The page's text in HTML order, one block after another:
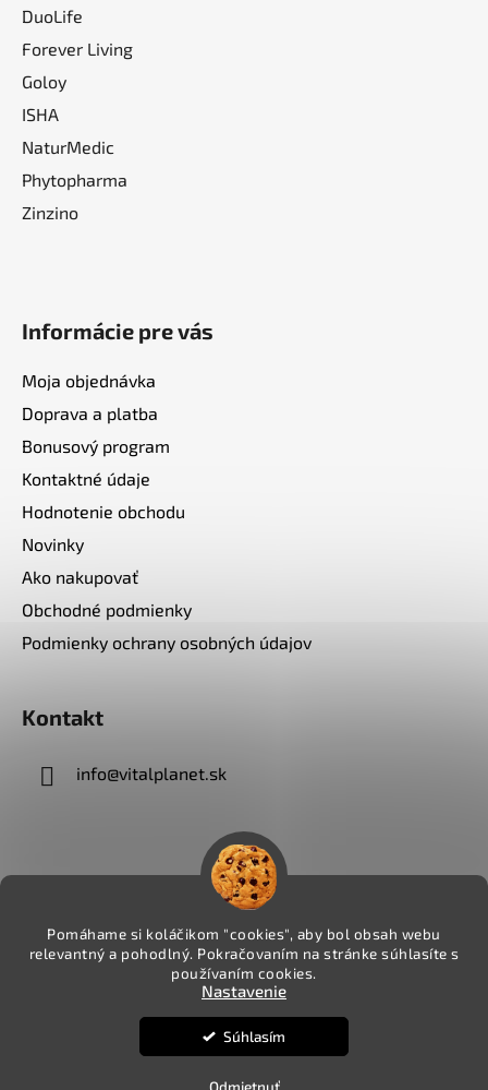
Pomáhame si koláčikom "cookies", aby bol obsah webu
relevantný a pohodlný. Pokračovaním na stránke súhlasíte s
používaním cookies.
Nastavenie
Súhlasím
DuoLife
Forever Living
Goloy
ISHA
NaturMedic
Phytopharma
Zinzino
Informácie pre vás
Moja objednávka
Doprava a platba
Bonusový program
Kontaktné údaje
Hodnotenie obchodu
Novinky
Ako nakupovať
Obchodné podmienky
Podmienky ochrany osobných údajov
Kontakt
info@vitalplanet.sk
Vytvoril Shoptet